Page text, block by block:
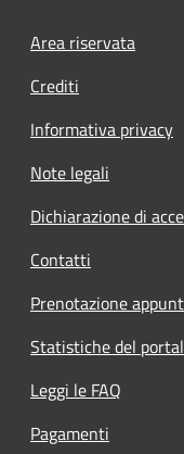
Footer
Area riservata
Crediti
Informativa privacy
Note legali
Dichiarazione di
Contatti
Prenotazione
Statistiche del
Leggi le FAQ
Pagamenti